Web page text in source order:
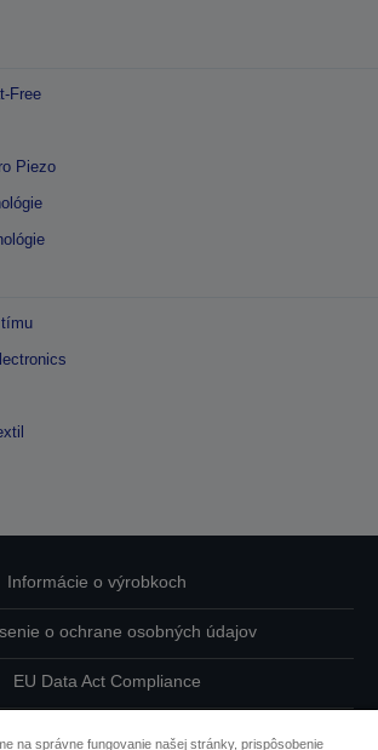
Free
Piezo
Informácie o výrobkoch
o ochrane osobných údajov
EU Data Act Compliance
na správne fungovanie našej stránky, prispôsobenie